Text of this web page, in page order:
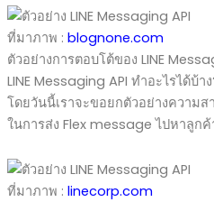
ที่มาภาพ : blognone.com
ตัวอย่างการตอบโต้ของ LINE
LINE Messaging API ทำอะไรได้บ้า
โดยวันนี้เราจะขอยกตัวอย่างความส
ในการส่ง Flex message ไปหาลูกค้
ที่มาภาพ : linecorp.com